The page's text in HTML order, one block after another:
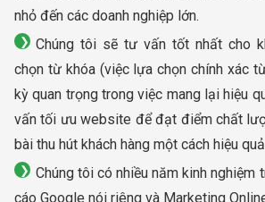
nhỏ đến các doanh nghiệp lớn.
Chúng tôi sẽ tư vấn tốt nhất cho
chọn từ khóa (việc lựa chọn chính xác
kỳ quan trọng trong việc mang lại hiệu
vấn tối ưu website để đạt điểm chất
bài thu hút khách hàng một cách hiệu
Chúng tôi có nhiều năm kinh nghiệm
cáo Google nói riêng và Marketing